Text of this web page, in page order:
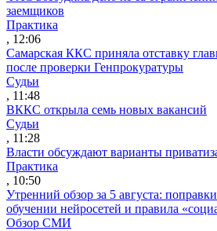
заемщиков
Практика
, 12:06
Самарская ККС приняла отставку
после проверки Генпрокуратуры
Судьи
, 11:48
ВККС открыла семь новых вакансий
Судьи
, 11:28
Власти обсуждают варианты
Практика
, 10:50
Утренний обзор за 5 августа:
обучении нейросетей и правила
Обзор СМИ